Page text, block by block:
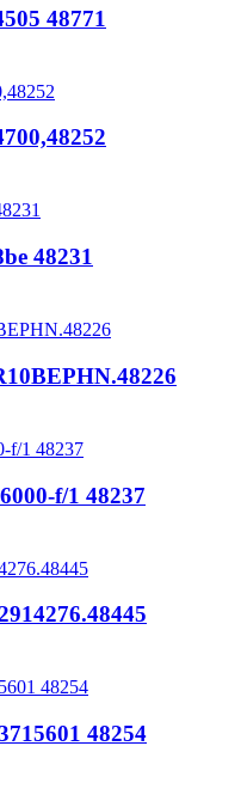
48771
48231
f/1 48237
48254